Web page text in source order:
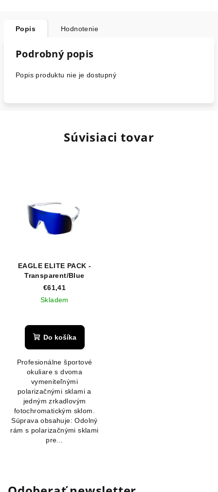
Popis Hodnotenie
Podrobný popis
Popis produktu nie je dostupný
Súvisiaci tovar
EAGLE ELITE PACK -
Transparent/Blue
€61,41
Skladem
hodnotenie
produktu
z
5
hviezdičiek.
Do košíka
Profesionálne športové
okuliare s dvoma
vymeniteľnými
polarizačnými sklami a
jedným zrkadlovým
fotochromatickým sklom.
Súprava obsahuje: Odolný
rám s polarizačnými sklami
pre...